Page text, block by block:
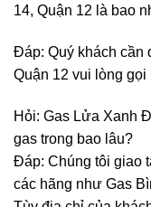
14, Quận 12 là bao
Đáp: Quý khách cần
Quận 12 vui lòng
Hỏi: Gas Lửa Xanh
gas trong bao lâu?
Đáp: Chúng tôi giao
các hãng như Gas